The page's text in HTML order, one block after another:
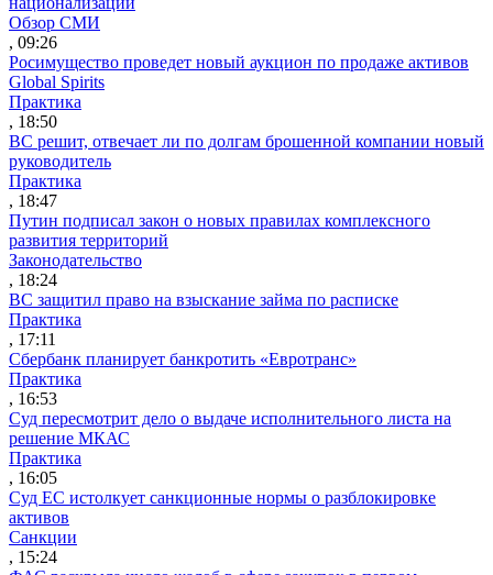
Обзор СМИ
, 09:26
Росимущество проведет новый аукцион по продаже активов
Global Spirits
Практика
, 18:50
ВС решит, отвечает ли по долгам брошенной компании новый
руководитель
Практика
, 18:47
Путин подписал закон о новых правилах комплексного
развития территорий
Законодательство
, 18:24
ВС защитил право на взыскание займа по расписке
Практика
, 17:11
Сбербанк планирует банкротить «Евротранс»
Практика
, 16:53
Суд пересмотрит дело о выдаче исполнительного листа на
решение МКАС
Практика
, 16:05
Суд ЕС истолкует санкционные нормы о разблокировке
активов
Санкции
, 15:24